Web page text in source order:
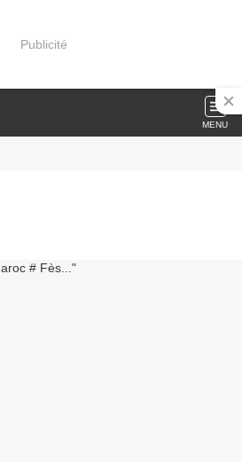
Publicité
MENU